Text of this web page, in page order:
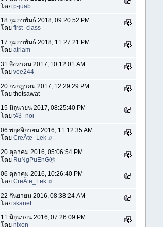
โดย p-juab
18 กุมภาพันธ์ 2018, 09:20:52 PM
โดย first_class
17 กุมภาพันธ์ 2018, 11:27:21 PM
โดย atriam
31 สิงหาคม 2017, 10:12:01 AM
โดย vee244
20 กรกฎาคม 2017, 12:29:29 PM
โดย thotsawat
15 มิถุนายน 2017, 08:25:40 PM
โดย t43_noi
06 พฤศจิกายน 2016, 11:12:35 AM
โดย CreÃte_Lek ♫
20 ตุลาคม 2016, 05:06:54 PM
โดย RuNgPuEnGⓇ
06 ตุลาคม 2016, 10:26:40 PM
โดย CreÃte_Lek ♫
22 กันยายน 2016, 08:38:24 AM
โดย skanet
11 มิถุนายน 2016, 07:26:09 PM
โดย nixon